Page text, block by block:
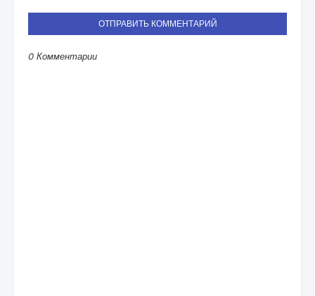
ОТПРАВИТЬ КОММЕНТАРИЙ
0 Комментарии